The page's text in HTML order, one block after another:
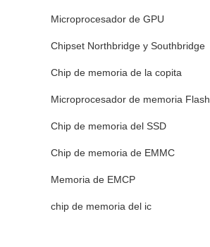
Microprocesador de GPU
Chipset Northbridge y Southbridge
Chip de memoria de la copita
Microprocesador de memoria Flash
Chip de memoria del SSD
Chip de memoria de EMMC
Memoria de EMCP
chip de memoria del ic